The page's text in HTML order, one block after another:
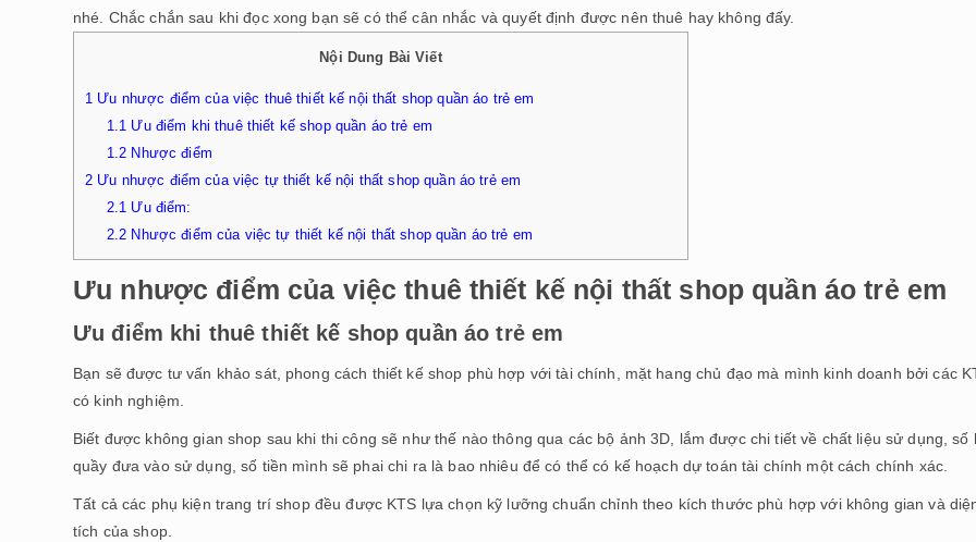
nhé. Chắc chắn sau khi đọc xong bạn sẽ có thể cân nhắc và quyết định được nên thuê hay không đấy.
Nội Dung Bài Viết
1 Ưu nhược điểm của việc thuê thiết kế nội thất shop quần áo trẻ em
1.1 Ưu điểm khi thuê thiết kế shop quần áo trẻ em
1.2 Nhược điểm
2 Ưu nhược điểm của việc tự thiết kế nội thất shop quần áo trẻ em
2.1 Ưu điểm:
2.2 Nhược điểm của việc tự thiết kế nội thất shop quần áo trẻ em
Ưu nhược điểm của việc thuê thiết kế nội thất shop quần áo trẻ em
Ưu điểm khi thuê thiết kế shop quần áo trẻ em
Bạn sẽ được tư vấn khảo sát, phong cách thiết kế shop phù hợp với tài chính, mặt hang chủ đạo mà mình kinh doanh bởi các
có kinh nghiệm.
Biết được không gian shop sau khi thi công sẽ như thế nào thông qua các bộ ảnh 3D, lắm được chi tiết về chất liệu sử dụng, số
quầy đưa vào sử dụng, số tiền mình sẽ phai chi ra là bao nhiêu để có thể có kế hoạch dự toán tài chính một cách chính xác.
Tất cả các phụ kiện trang trí shop đều được KTS lựa chọn kỹ lưỡng chuẩn chỉnh theo kích thước phù hợp với không gian và
tích của shop.